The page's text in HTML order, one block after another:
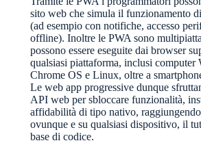
sito web che simula il funzionamento
(ad esempio con notifiche, accesso
offline). Inoltre le PWA sono
possono essere eseguite dai browser
qualsiasi piattaforma, inclusi computer
Chrome OS e Linux, oltre a
Le web app progressive dunque
API web per sbloccare funzionalità,
affidabilità di tipo nativo,
ovunque e su qualsiasi dispositivo, il
base di codice.